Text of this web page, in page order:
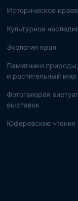
Историческое
Культурное
Экология края
Памятники
и растительный мир
Фотогалерея
выставок
Юферевские чтения